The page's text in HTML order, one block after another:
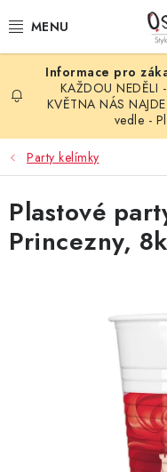
na
OSLAVA
STYLOVÁ PARTY
DEKORACE A
BALÓNKY
KARNEVALOVÉ
SVATEBNÍ DOPLŇKY
BARVY NA
BLAHOPŘÁNÍ
KAŽDOU
KVĚTNA NÁS
vedle -
Party kelímky
Plastové
Princezny,